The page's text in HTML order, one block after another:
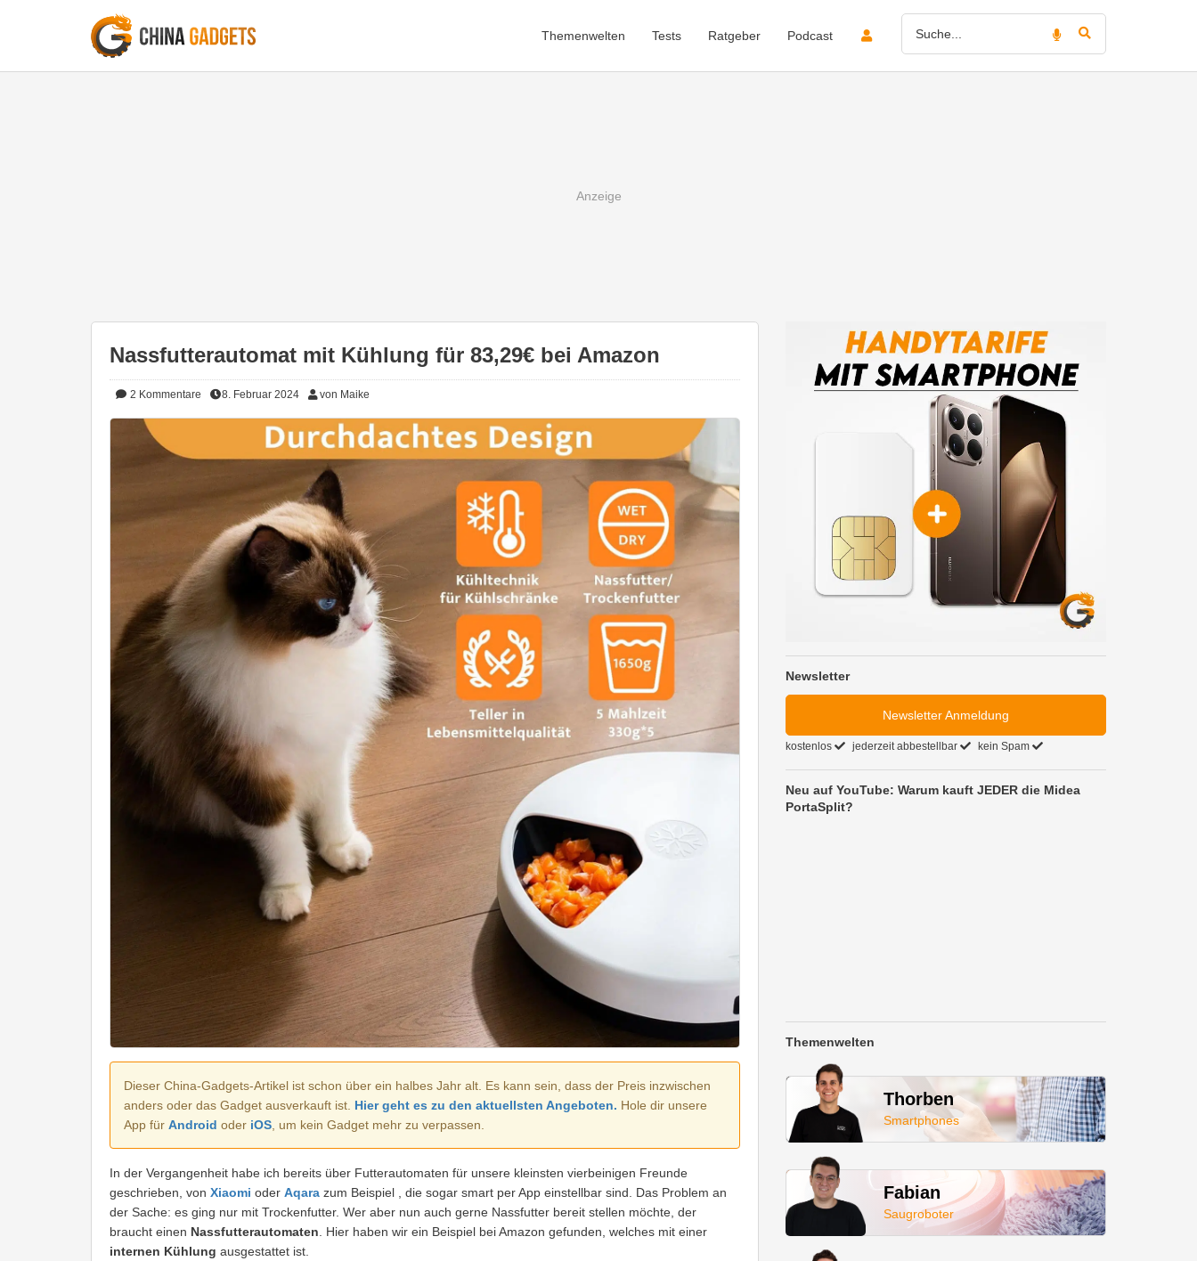
Themenwelten Tests Ratgeber Podcast
Nassfutterautomat mit Kühlung für 83,29€ bei Amazon
2 Kommentare 8. Februar 2024 von Maike
Dieser China-Gadgets-Artikel ist schon über ein halbes Jahr alt. Es kann sein, dass der Preis inzwischen
anders oder das Gadget ausverkauft ist. Hier geht es zu den aktuellsten Angeboten. Hole dir unsere
App für Android oder iOS , um kein Gadget mehr zu verpassen.
In der Vergangenheit habe ich bereits über Futterautomaten für unsere kleinsten vierbeinigen Freunde
geschrieben, von Xiaomi oder Aqara zum Beispiel , die sogar smart per App einstellbar sind. Das Problem an
der Sache: es ging nur mit Trockenfutter. Wer aber nun auch gerne Nassfutter bereit stellen möchte, der
braucht einen Nassfutterautomaten . Hier haben wir ein Beispiel bei Amazon gefunden, welches mit einer
internen Kühlung ausgestattet ist.
Newsletter
Newsletter Anmeldung
kostenlos jederzeit abbestellbar kein Spam
Neu auf YouTube: Warum kauft JEDER die Midea
PortaSplit?
Themenwelten
Thorben
Smartphones
Fabian
Saugroboter